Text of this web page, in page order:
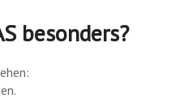
besonders?